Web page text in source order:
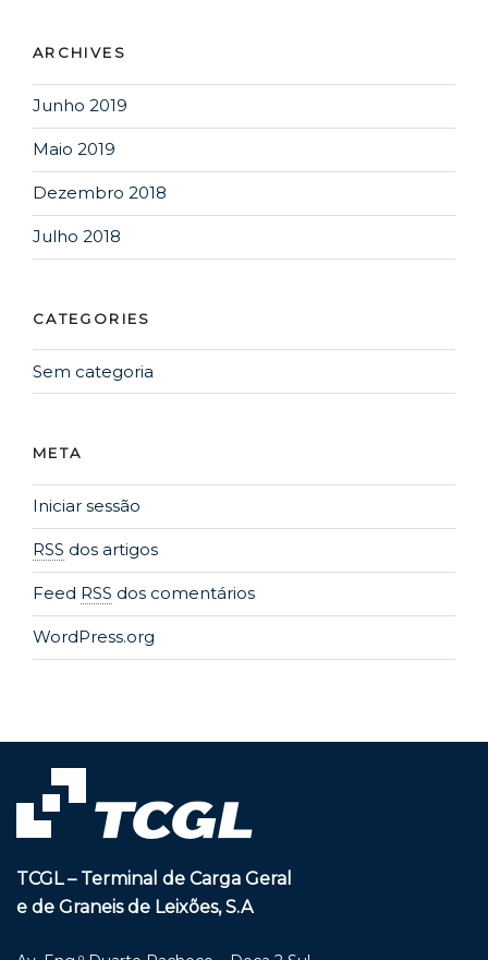
ARCHIVES
Junho 2019
Maio 2019
Dezembro 2018
Julho 2018
CATEGORIES
Sem categoria
META
Iniciar sessão
RSS dos artigos
Feed RSS dos comentários
WordPress.org
TCGL – Terminal de Carga Geral
e de Graneis de Leixões, S.A